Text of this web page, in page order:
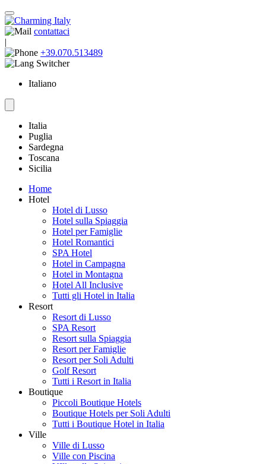
contattaci
|
+39.070.513489
Italiano
Italia
Puglia
Sardegna
Toscana
Sicilia
Home
Hotel
Hotel di Lusso
Hotel sulla Spiaggia
Hotel per Famiglie
Hotel Romantici
SPA Hotel
Hotel in Campagna
Hotel in Montagna
Hotel All Inclusive
Tutti gli Hotel in Italia
Resort
Resort di Lusso
SPA Resort
Resort sulla Spiaggia
Resort per Famiglie
Resort per Soli Adulti
Golf Resort
Tutti i Resort in Italia
Boutique
Piccoli Boutique Hotels
Boutique Hotels per Soli Adulti
Tutti i Boutique Hotel in Italia
Ville
Ville di Lusso
Ville con Piscina